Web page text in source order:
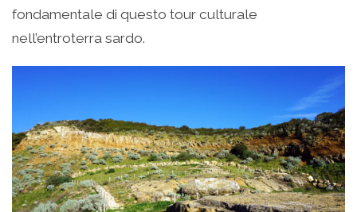
fondamentale di questo tour culturale
nell’entroterra sardo.